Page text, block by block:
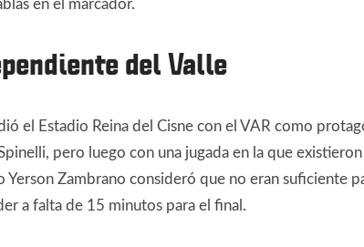
en el marcador.
del Valle
el Estadio Reina del Cisne con el VAR como
pero luego con una jugada en la que existieron
Zambrano consideró que no eran suficiente
a falta de 15 minutos para el final.